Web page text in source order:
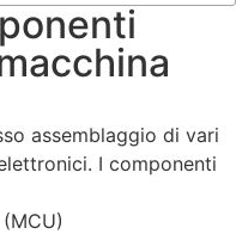
assemblaggio di vari
I componenti